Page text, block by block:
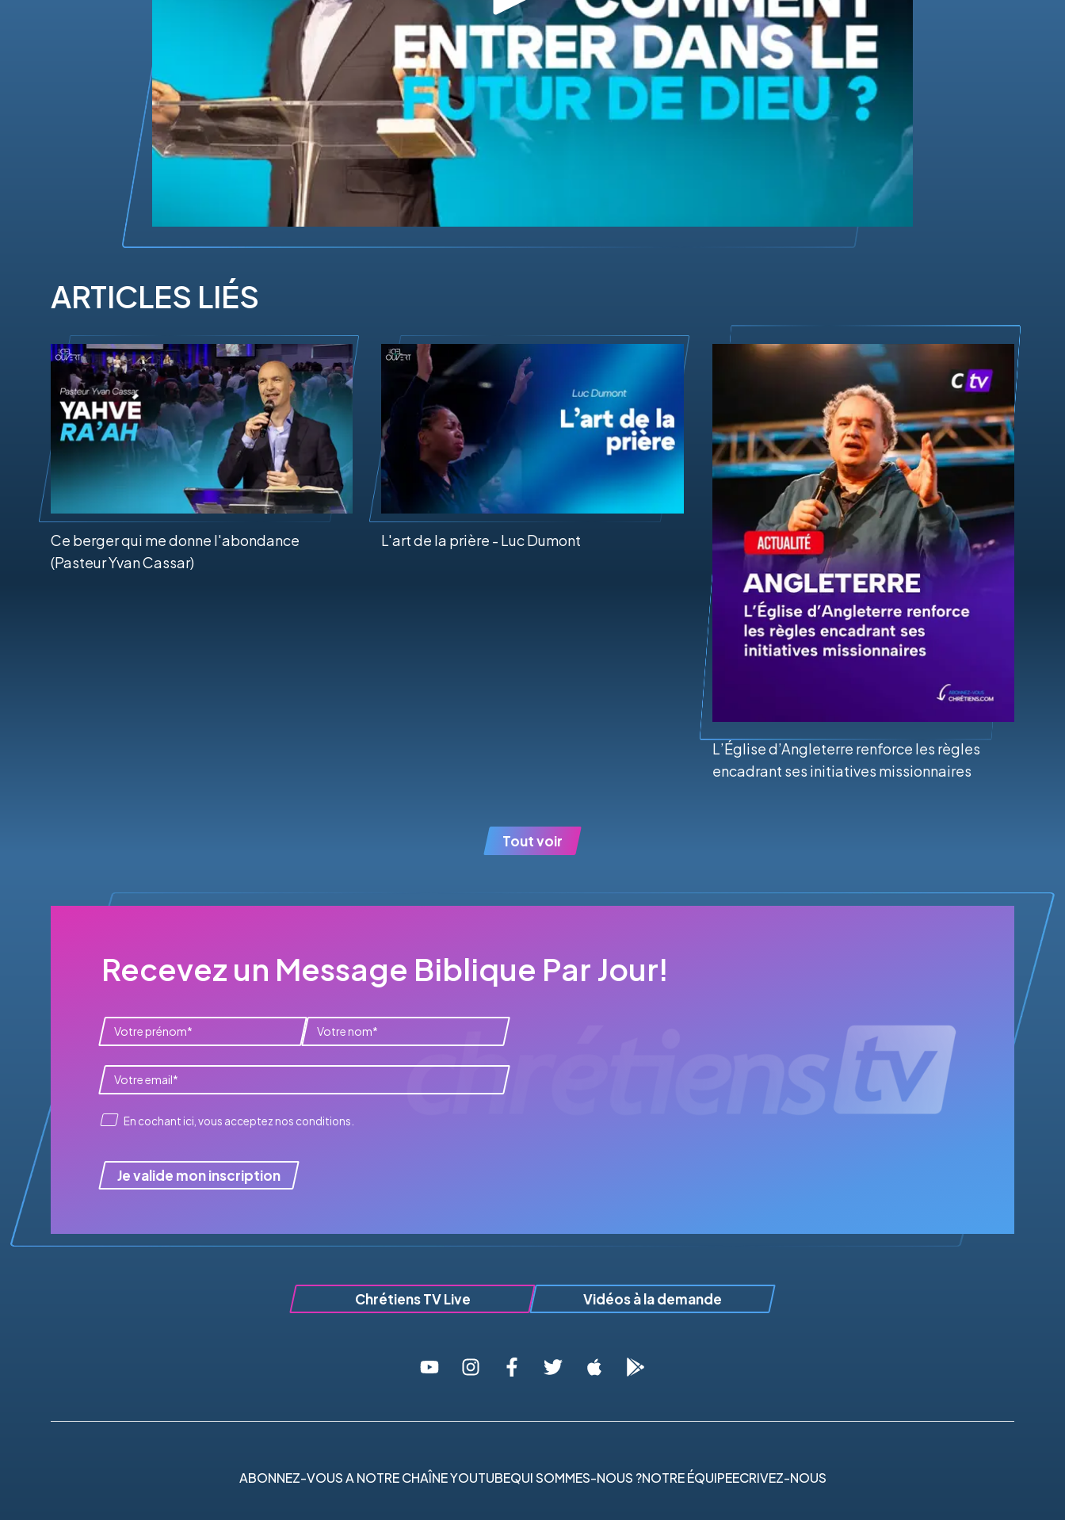
ARTICLES LIÉS
Ce berger qui me donne l'abondance
(Pasteur Yvan Cassar)
L'art de la prière - Luc Dumont
L’Église d’Angleterre renforce les règles
encadrant ses initiatives missionnaires
Tout voir
Recevez un Message Biblique Par Jour!
En cochant ici, vous acceptez nos conditions
Je valide mon inscription
Chrétiens TV Live Vidéos à la demande
ABONNEZ-VOUS A NOTRE CHAÎNE YOUTUBEQUI SOMMES-NOUS ?NOTRE ÉQUIPEECRIVEZ-NOUS